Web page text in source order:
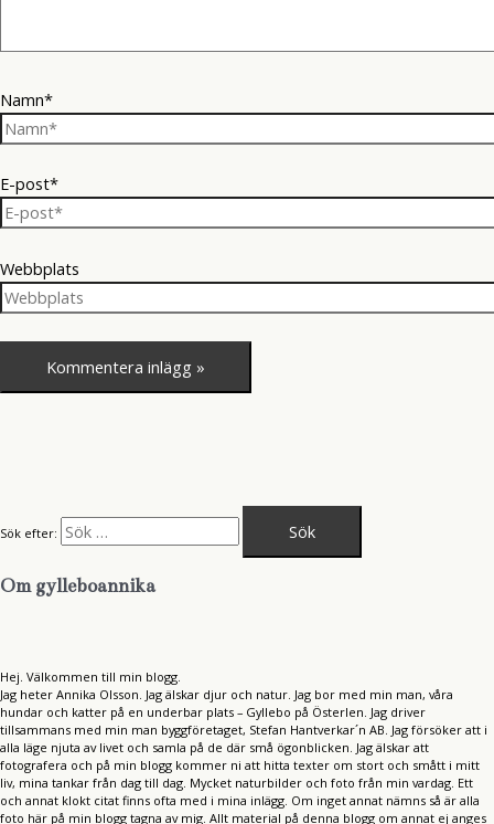
Namn*
E-post*
Webbplats
Sök efter:
Om gylleboannika
Hej. Välkommen till min blogg.
Jag heter Annika Olsson. Jag älskar djur och natur. Jag bor med min man, våra
hundar och katter på en underbar plats – Gyllebo på Österlen. Jag driver
tillsammans med min man byggföretaget, Stefan Hantverkar´n AB. Jag försöker att i
alla läge njuta av livet och samla på de där små ögonblicken. Jag älskar att
fotografera och på min blogg kommer ni att hitta texter om stort och smått i mitt
liv, mina tankar från dag till dag. Mycket naturbilder och foto från min vardag. Ett
och annat klokt citat finns ofta med i mina inlägg. Om inget annat nämns så är alla
foto här på min blogg tagna av mig. Allt material på denna blogg om annat ej anges